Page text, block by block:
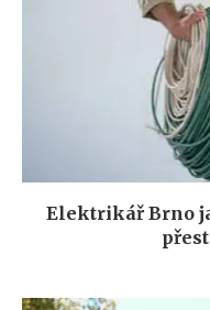
Elektrikář Brno